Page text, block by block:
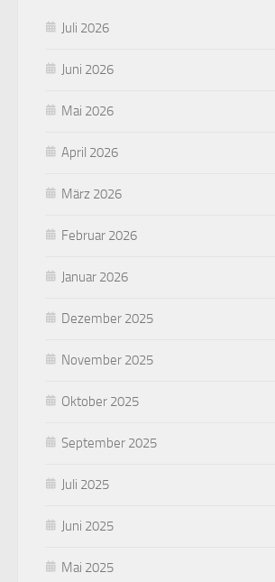
Juli 2026
Juni 2026
Mai 2026
April 2026
März 2026
Februar 2026
Januar 2026
Dezember 2025
November 2025
Oktober 2025
September 2025
Juli 2025
Juni 2025
Mai 2025